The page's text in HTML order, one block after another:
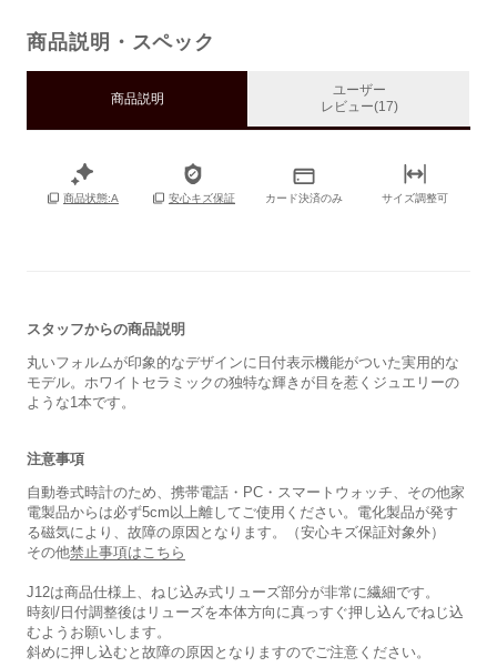
商品説明・スペック
商品説明
ユーザー
レビュー(17)
商品状態:A 安心キズ保証 カード決済のみ サイズ調整可
スタッフからの商品説明
丸いフォルムが印象的なデザインに日付表示機能がついた実用的な
モデル。ホワイトセラミックの独特な輝きが目を惹くジュエリーの
ような1本です。
注意事項
自動巻式時計のため、携帯電話・PC・スマートウォッチ、その他家
電製品からは必ず5cm以上離してご使用ください。電化製品が発す
る磁気により、故障の原因となります。（安心キズ保証対象外）
その他禁止事項はこちら
J12は商品仕様上、ねじ込み式リューズ部分が非常に繊細です。
時刻/日付調整後はリューズを本体方向に真っすぐ押し込んでねじ込
むようお願いします。
斜めに押し込むと故障の原因となりますのでご注意ください。
保証書
あり
箱